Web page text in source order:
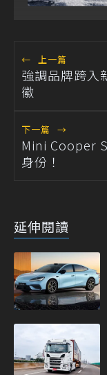
← 上一篇
強調品牌跨入
徽
下一篇 →
Mini Cooper
身份！
延伸閱讀